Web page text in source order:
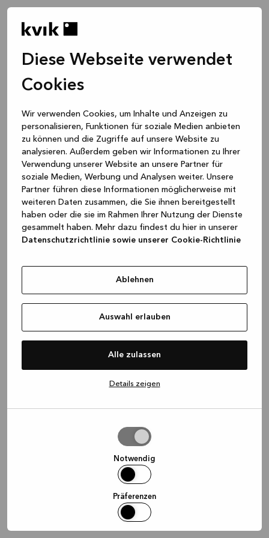
Diese Webseite verwendet
Cookies
Wir verwenden Cookies, um Inhalte und Anzeigen zu
personalisieren, Funktionen für soziale Medien anbieten
zu können und die Zugriffe auf unsere Website zu
analysieren. Außerdem geben wir Informationen zu Ihrer
Verwendung unserer Website an unsere Partner für
soziale Medien, Werbung und Analysen weiter. Unsere
Partner führen diese Informationen möglicherweise mit
weiteren Daten zusammen, die Sie ihnen bereitgestellt
haben oder die sie im Rahmen Ihrer Nutzung der Dienste
gesammelt haben. Mehr dazu findest du hier in unserer
Datenschutzrichtlinie sowie unserer Cookie-Richtlinie
Ablehnen
Auswahl erlauben
Alle zulassen
Details zeigen
Notwendig
Präferenzen
loadingwww.kvik.de (see the browser console for more
information)